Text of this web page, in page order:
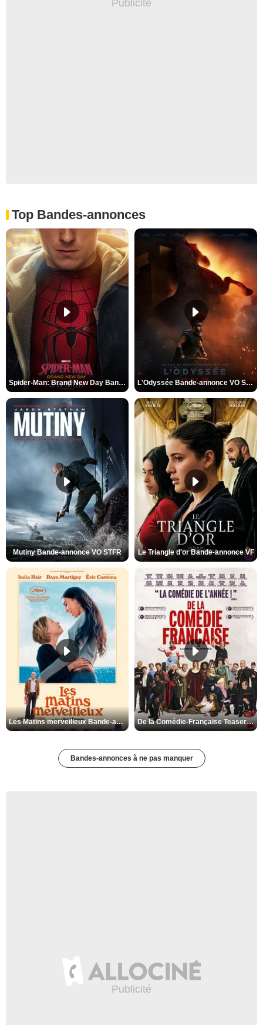
Top Bandes-annonces
Spider-Man: Brand New Day Bande-annonce VO STFR L'Odyssée Bande-annonce VO STFR
Mutiny Bande-annonce VO STFR Le Triangle d'or Bande-annonce VF
Les Matins merveilleux Bande-annonce VF De la Comédie-Française Teaser VF
Bandes-annonces à ne pas manquer